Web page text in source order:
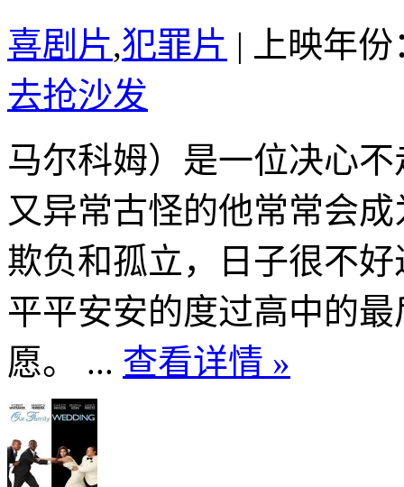
喜剧片,犯罪片 |
上映年
去抢沙发
马尔科姆）是一位决心
又异常古怪的他常常会
欺负和孤立，日子很不
平平安安的度过高中的
愿。 ... 查看详情 »